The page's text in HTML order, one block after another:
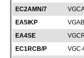
EC2AMN/7
EA5IKP
EA4SE
EC1RCB/P